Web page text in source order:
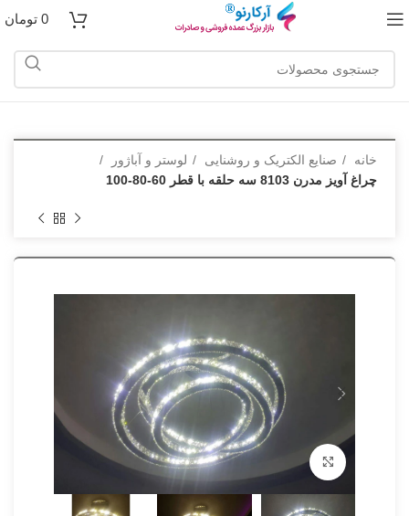
0 تومان
خانه صنایع الکتریک و روشنایی
لوستر و آباژور
چراغ آویز مدرن 8103 سه حلقه با قطر 60-80-100
برای بزرگنمایی کلیک کنید